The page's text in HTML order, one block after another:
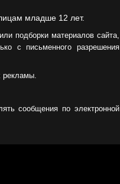
младше 12 лет.
подборки материалов сайта,
с письменного разрешения
рекламы.
сообщения по электронной